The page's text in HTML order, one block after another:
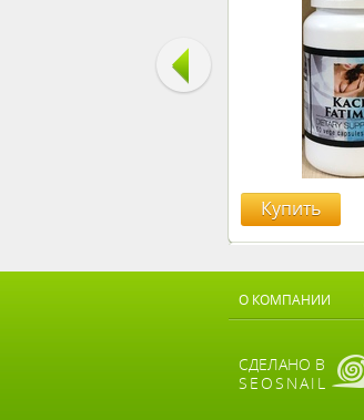
Купить
О КОМПАНИИ
СДЕЛАНО В
SEOSNAIL